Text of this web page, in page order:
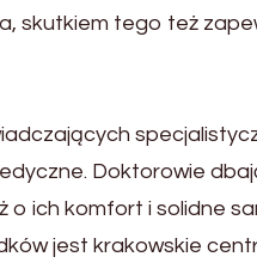
skutkiem tego też
Doktorowie
o ich komfort i solidne
jest krakowskie